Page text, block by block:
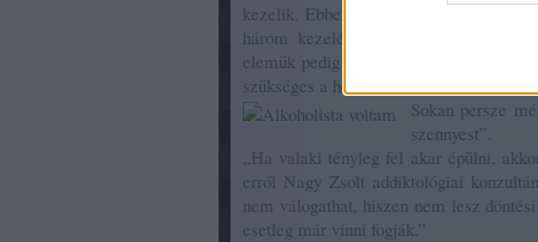
kezelik. Ebben nagyon hatékonyak a
három kezelési módot egyesítik egy
elemük pedig a beteg kiszakítása a
szükséges a hozzátartozók támogatása
Sokan persze
szennyest”.
„Ha valaki tényleg fel akar épülni,
erről Nagy Zsolt addiktológiai
nem válogathat, hiszen nem lesz
esetleg már vinni fogják.”